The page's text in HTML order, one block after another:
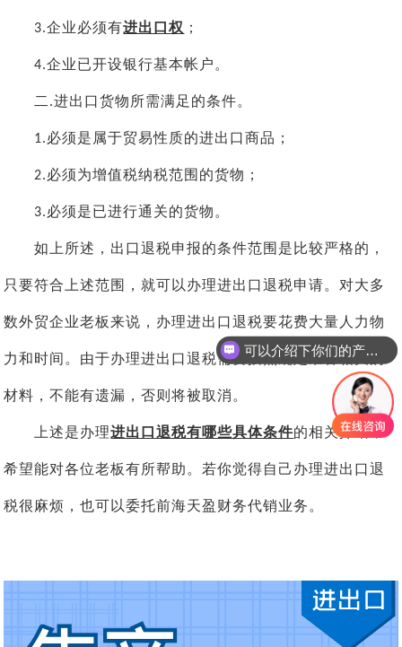
3.企业必须有进出口权 ；
4.企业已开设银行基本帐户。
二 .进出口货物所需满足的条件。
1.必须是属于贸易性质的进出口商品；
2.必须为增值税纳税范围的货物；
3.必须是已进行通关的货物。
如上所述，出口退税申报的条件范围是比较严格的，
只要符合上述范围，就可以办理进出口退税申请。对大多
数外贸企业老板来说，办理进出口退税要花费大量人力物
力和时间。由于办理进出口退税需要按照规定准备相关的
材料，不能有遗漏，否则将被取消。
上述是办理进出口退税有哪些具体条件的相关介绍，
希望能对各位老板有所帮助。若你觉得自己办理进出口退
税很麻烦，也可以委托前海天盈财务代销业务。
可以介绍下你们的产品么